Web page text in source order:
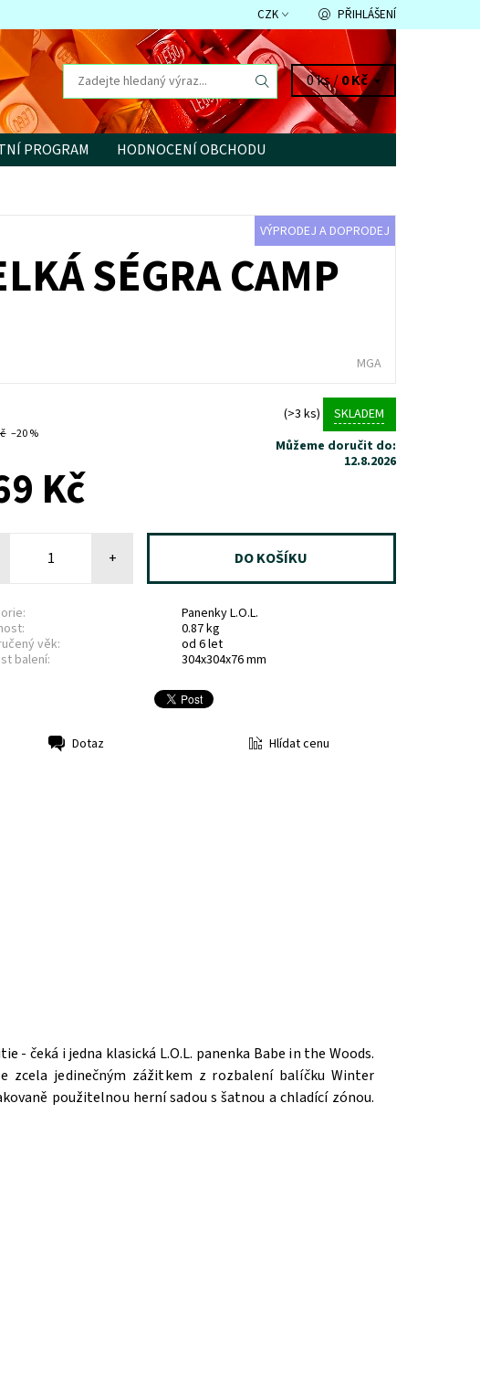
CZK PŘIHLÁŠENÍ
0 ks /0 Kč
PROGRAM
HODNOCENÍ OBCHODU
VÝPRODEJ A DOPRODEJ
SÉGRA CAMP
MGA
–20 %
(>3 ks)
SKLADEM
Můžeme doručit do:
12.8.2026
Kč
+
Panenky L.O.L.
0.87 kg
věk:
od 6 let
balení:
304x304x76 mm
Dotaz Hlídat cenu
- čeká i jedna klasická L.O.L. panenka Babe in the Woods.
zcela jedinečným zážitkem z rozbalení balíčku Winter
použitelnou herní sadou s šatnou a chladící zónou.